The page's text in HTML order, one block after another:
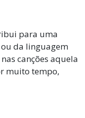
para uma
da linguagem
canções aquela
muito tempo,